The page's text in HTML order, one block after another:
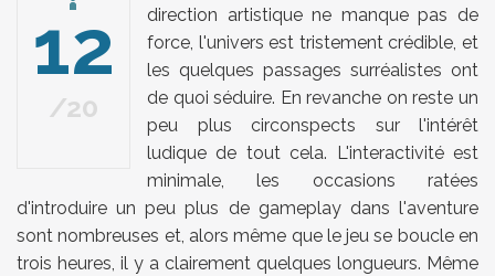
12
20
direction artistique ne manque pas de
force, l'univers est tristement crédible, et
les quelques passages surréalistes ont
de quoi séduire. En revanche on reste un
peu plus circonspects sur l'intérêt
ludique de tout cela. L'interactivité est
minimale, les occasions ratées
d'introduire un peu plus de gameplay dans l'aventure
sont nombreuses et, alors même que le jeu se boucle en
trois heures, il y a clairement quelques longueurs. Même